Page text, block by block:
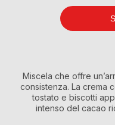
Miscela che offre
consistenza. La crema
tostato e biscotti
intenso del cacao